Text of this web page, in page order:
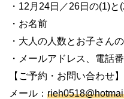
・ 12 月 24日／26日の(1)と
・お名前
・大人の人数とお子さん
・メールアドレス、電話
【ご予約・お問い合わせ】
メール：